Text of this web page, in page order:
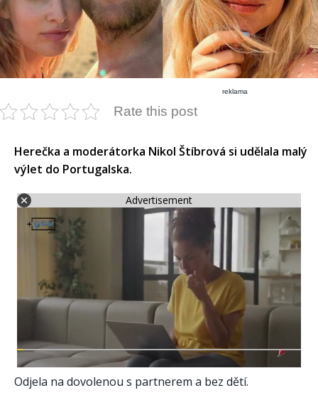
reklama
Rate this post
Herečka a moderátorka Nikol Štíbrová si udělala malý
výlet do Portugalska.
Advertisement
Odjela na dovolenou s partnerem a bez dětí.